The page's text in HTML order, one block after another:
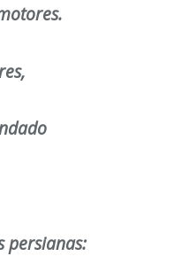
persianas: